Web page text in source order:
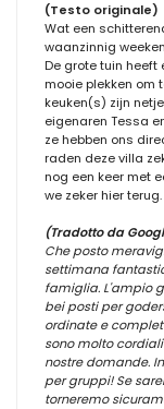
(Testo originale)
Wat een
waanzinnig
De grote tuin heeft
mooie plekken om
keuken(s) zijn
eigenaren Tessa
ze hebben ons
raden deze villa
nog een keer met
we zeker hier terug.
(Tradotto da
Che posto
settimana
famiglia. L'ampio
bei posti per
ordinate e
sono molto
nostre domande.
per gruppi! Se
torneremo